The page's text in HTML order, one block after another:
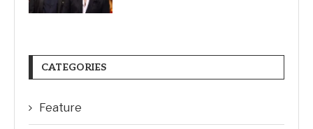
CATEGORIES
Feature